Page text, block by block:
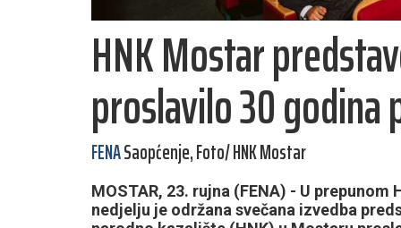
HNK Mostar
proslavilo 30 godina
FENASaopćenje, Foto/ HNK Mostar
MOSTAR, 23. rujna (FENA) - U
nedjelju je održana svečana izvedba